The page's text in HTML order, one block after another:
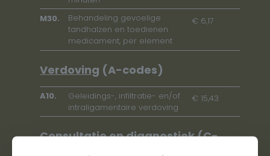
M30.
Behandeling gevoelige
tandhalzen en toedienen
medicament, per element
€ 6,17
Verdoving (A-codes)
A10.
Geleidings-, infiltratie- en/of
intraligamentaire verdoving
€ 15,43
Consultatie en diagnostiek(C-